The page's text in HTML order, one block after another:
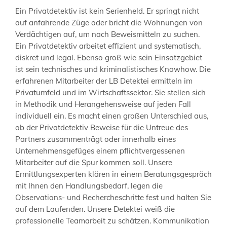
Ein Privatdetektiv ist kein Serienheld. Er springt nicht
auf anfahrende Züge oder bricht die Wohnungen von
Verdächtigen auf, um nach Beweismitteln zu suchen.
Ein Privatdetektiv arbeitet effizient und systematisch,
diskret und legal. Ebenso groß wie sein Einsatzgebiet
ist sein technisches und kriminalistisches Knowhow. Die
erfahrenen Mitarbeiter der LB Detektei ermitteln im
Privatumfeld und im Wirtschaftssektor. Sie stellen sich
in Methodik und Herangehensweise auf jeden Fall
individuell ein. Es macht einen großen Unterschied aus,
ob der Privatdetektiv Beweise für die Untreue des
Partners zusammenträgt oder innerhalb eines
Unternehmensgefüges einem pflichtvergessenen
Mitarbeiter auf die Spur kommen soll. Unsere
Ermittlungsexperten klären in einem Beratungsgespräch
mit Ihnen den Handlungsbedarf, legen die
Observations- und Rechercheschritte fest und halten Sie
auf dem Laufenden. Unsere Detektei weiß die
professionelle Teamarbeit zu schätzen. Kommunikation